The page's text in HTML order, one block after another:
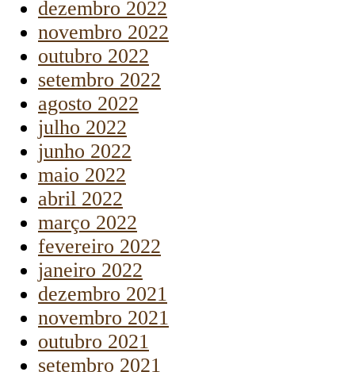
dezembro 2022
novembro 2022
outubro 2022
setembro 2022
agosto 2022
julho 2022
junho 2022
maio 2022
abril 2022
março 2022
fevereiro 2022
janeiro 2022
dezembro 2021
novembro 2021
outubro 2021
setembro 2021